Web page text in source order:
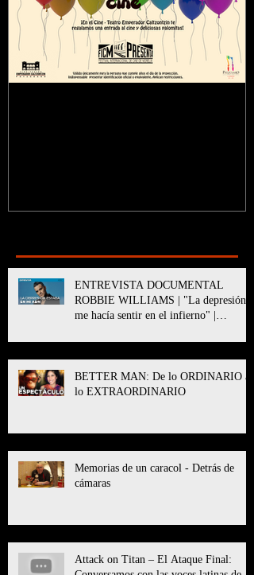
ENTREVISTA DOCUMENTAL
ROBBIE WILLIAMS | "La depresión
me hacía sentir en el infierno" |
BETTER MAN: De lo ORDINARIO a
lo EXTRAORDINARIO
Memorias de un caracol - Detrás de
cámaras
Attack on Titan – El Ataque Final: